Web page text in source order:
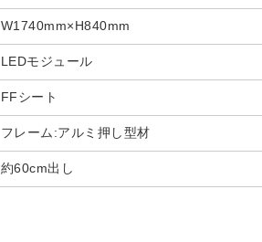
W1740mm×H840mm
LEDモジュール
FFシート
フレーム:アルミ押し型材
約60cm出し